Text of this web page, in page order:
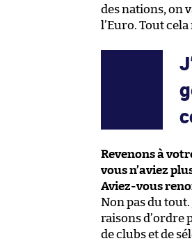
des nations, on
l’Euro. Tout
Revenons à
vous n’aviez
Aviez-vous
Non pas du tout.
raisons d’ordre
de clubs et de